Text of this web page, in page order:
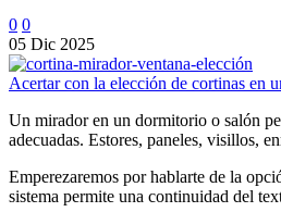
0 0
05 Dic 2025
Acertar con la elección de cortinas en
Un mirador en un dormitorio o salón
adecuadas. Estores, paneles, visillos,
Emperezaremos por hablarte de la
sistema permite una continuidad del